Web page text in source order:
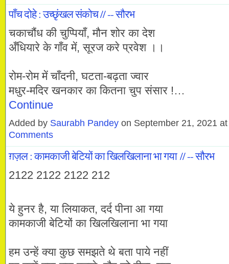
पाँच दोहे : उच्छृंखल संकोच // -- सौरभ
चकाचौंध की चुप्पियाँ, मौन शोर का देश
अँधियारे के गाँव में, सूरज करे प्रवेश ।।
रोम-रोम में चाँदनी, घटता-बढ़ता ज्वार
मधुर-मदिर खनकार का कितना चुप संसार !…
Continue
Added by Saurabh Pandey on September 21, 2021
Comments
ग़ज़ल : कामकाजी बेटियों का खिलखिलाना भा गया // -- सौरभ
2122 2122 2122 212
ये हुनर है, या लियाकत, दर्द पीना आ गया
कामकाजी बेटियों का खिलखिलाना भा गया
हम उन्हें क्या कुछ समझते थे बता पाये नहीं